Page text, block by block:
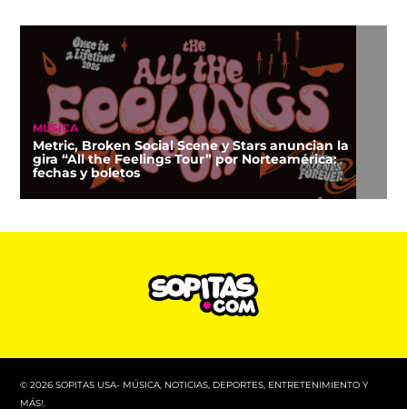
MÚSICA
Metric, Broken Social Scene y Stars anuncian la
gira “All the Feelings Tour” por Norteamérica:
fechas y boletos
© 2026 SOPITAS USA- MÚSICA, NOTICIAS, DEPORTES, ENTRETENIMIENTO Y
MÁS!.